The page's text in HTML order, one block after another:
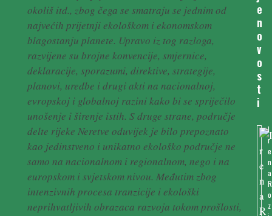
okoliš itd., zbog čega se smatraju se jednim od
najvećih prijetnji ekološkom i ekonomskom
blagostanju planete. Upravo iz tog razloga,
razvijene su brojne konvencije, smjernice,
deklaracije, sporazumi, direktive, strategije,
planovi, uredbe i drugi akti na nacionalnoj,
evropskoj i globalnoj razini kako bi se spriječilo
unošenje i širenje istih. S druge strane, područje
delte rijeke Neretve oduvijek je bilo prepoznato
kao jedinstveno i unikatno ekološko područje ne
samo na nacionalnom i regionalnom, nego i na
europskom i svjetskom nivou. Međutim zbog
intenzivnih procesa tranzicije i ekološki
neprihvatljivih obrazaca razvoja tokom prošlosti,
e
n
o
v
o
s
t
i
I
r
e
n
a
R
o
z